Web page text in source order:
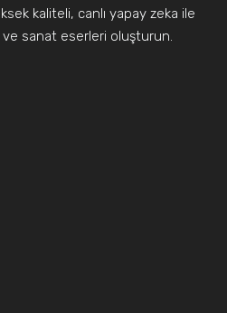
kaliteli, canlı yapay zeka ile
sanat eserleri oluşturun.